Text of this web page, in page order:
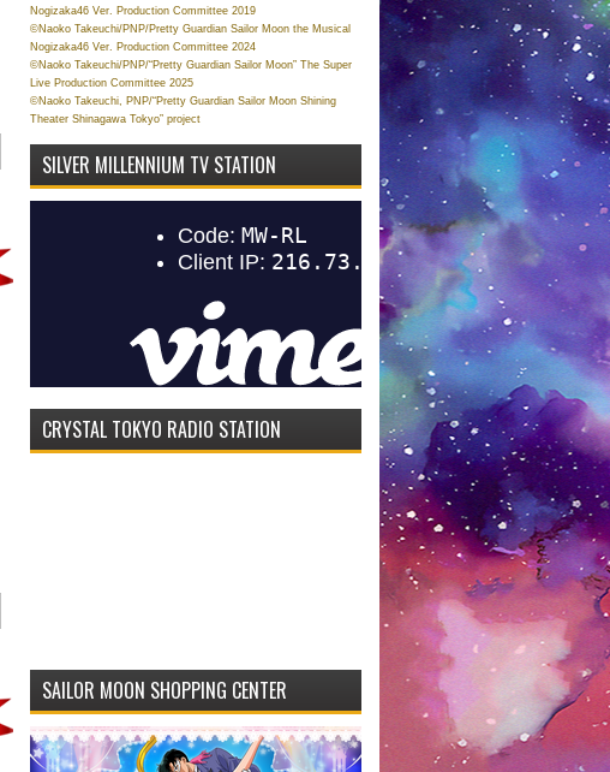
Nogizaka46 Ver. Production Committee 2019
©Naoko Takeuchi/PNP/Pretty Guardian Sailor Moon the Musical
Nogizaka46 Ver. Production Committee 2024
©Naoko Takeuchi/PNP/“Pretty Guardian Sailor Moon” The Super
Live Production Committee 2025
©Naoko Takeuchi, PNP/“Pretty Guardian Sailor Moon Shining
Theater Shinagawa Tokyo” project
SILVER MILLENNIUM TV STATION
CRYSTAL TOKYO RADIO STATION
SAILOR MOON SHOPPING CENTER